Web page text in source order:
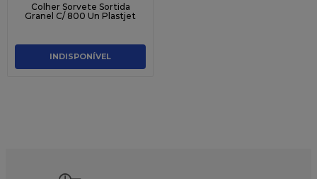
Colher Sorvete Sortida
Granel C/ 800 Un Plastjet
INDISPONÍVEL